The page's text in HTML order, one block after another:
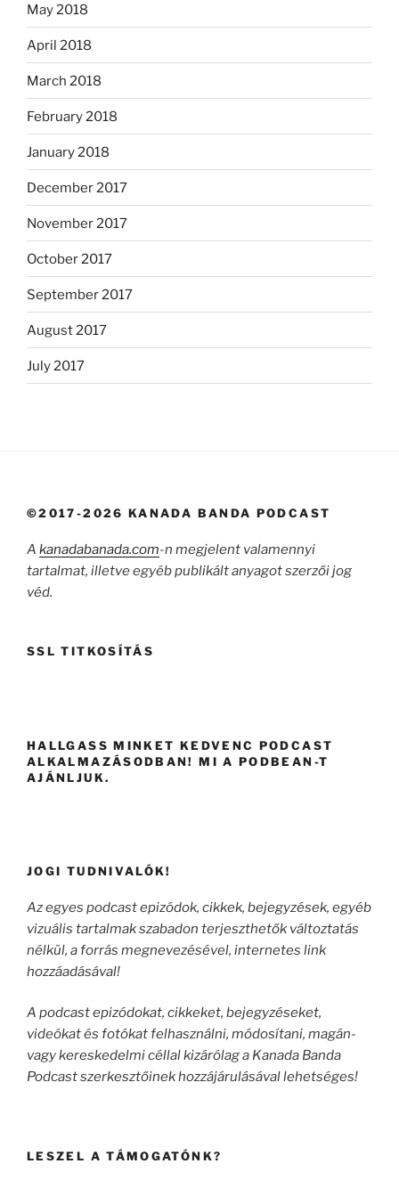
May 2018
April 2018
March 2018
February 2018
January 2018
December 2017
November 2017
October 2017
September 2017
August 2017
July 2017
©2017-2026 KANADA BANDA PODCAST
A kanadabanada.com-n megjelent valamennyi
tartalmat, illetve egyéb publikált anyagot szerzői jog
véd.
SSL TITKOSÍTÁS
HALLGASS MINKET KEDVENC PODCAST
ALKALMAZÁSODBAN! MI A PODBEAN-T
AJÁNLJUK.
JOGI TUDNIVALÓK!
Az egyes podcast epizódok, cikkek, bejegyzések, egyéb
vizuális tartalmak szabadon terjeszthetők változtatás
nélkül, a forrás megnevezésével, internetes link
hozzáadásával!
A podcast epizódokat, cikkeket, bejegyzéseket,
videókat és fotókat felhasználni, módosítani, magán-
vagy kereskedelmi céllal kizárólag a Kanada Banda
Podcast szerkesztőinek hozzájárulásával lehetséges!
LESZEL A TÁMOGATÓNK?